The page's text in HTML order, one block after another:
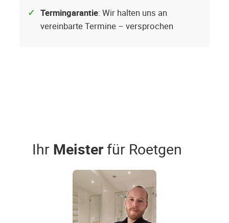
Termingarantie: Wir halten uns an
vereinbarte Termine – versprochen
Ihr Meisterfür Roetgen